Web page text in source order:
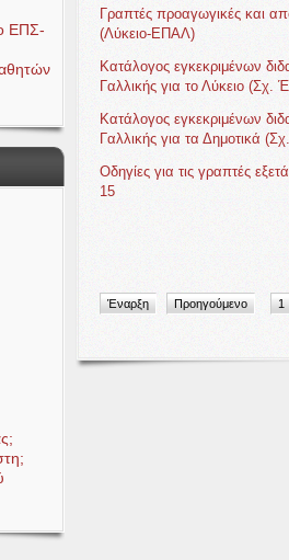
ΕΠΣ-
Γραπτές προαγωγικές και
(Λύκειο-ΕΠΑΛ)
Κατάλογος εγκεκριμένων
Γαλλικής για το Λύκειο (Σχ.
Κατάλογος εγκεκριμένων
Γαλλικής για τα Δημοτικά
Οδηγίες για τις γραπτές
15
Έναρξη Προηγούμενο 1